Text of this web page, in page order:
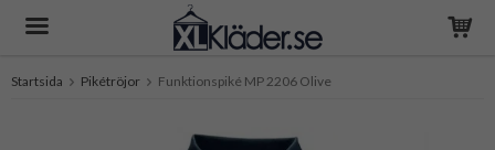
Startsida Pikétröjor Funktionspiké MP 2206 Olive